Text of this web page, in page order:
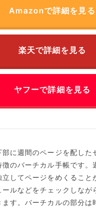
Amazonで詳細を見る
楽天で詳細を見る
ヤフーで詳細を見る
に週間のページを配した
のバーチカル手帳です。
してページをめくること
ルなどをチェックしなが
す。バーチカルの部分は